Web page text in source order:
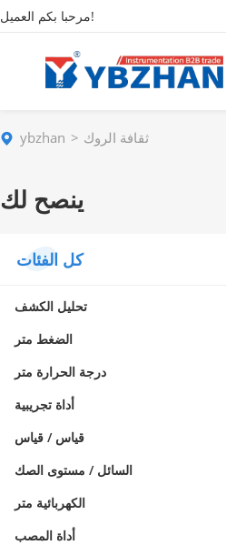
مرحبا بكم العميل!
ybzhan ثقافة الروك
ينصح لك
كل الفئات
تحليل الكشف
الضغط متر
درجة الحرارة متر
أداة تجريبية
قياس / قياس
السائل / مستوى الصك
الكهربائية متر
أداة المصب